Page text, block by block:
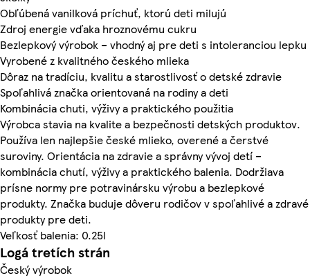
Obľúbená vanilková príchuť, ktorú deti milujú
Zdroj energie vďaka hroznovému cukru
Bezlepkový výrobok – vhodný aj pre deti s intoleranciou lepku
Vyrobené z kvalitného českého mlieka
Dôraz na tradíciu, kvalitu a starostlivosť o detské zdravie
Spoľahlivá značka orientovaná na rodiny a deti
Kombinácia chuti, výživy a praktického použitia
Výrobca stavia na kvalite a bezpečnosti detských produktov.
Používa len najlepšie české mlieko, overené a čerstvé
suroviny. Orientácia na zdravie a správny vývoj detí –
kombinácia chutí, výživy a praktického balenia. Dodržiava
prísne normy pre potravinársku výrobu a bezlepkové
produkty. Značka buduje dôveru rodičov v spoľahlivé a zdravé
produkty pre deti.
Veľkosť balenia: 0.25l
Logá tretích strán
Český výrobok